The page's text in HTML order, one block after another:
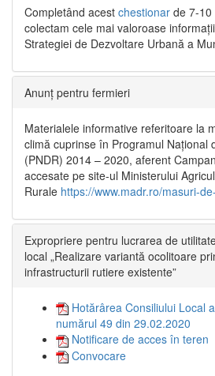
Completând acest chestionar de 7-10
colectam cele mai valoroase
Strategiei de Dezvoltare Urbană a
Anunț pentru fermieri
Materialele informative referitoare la
climă cuprinse în Programul Național
(PNDR) 2014 – 2020, aferent
accesate pe site-ul Ministerului
Rurale https://www.madr.ro/masuri-
Expropriere pentru lucrarea de
local „Realizare variantă ocolitoare
infrastructurii rutiere existente”
Hotărârea Consiliului Local
numărul 49 din 29.02.2020
Notificare de acces în teren
Convocare